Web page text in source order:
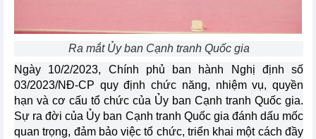
Ra mắt Ủy ban Cạnh tranh Quốc gia
Ngày 10/2/2023, Chính phủ ban hành Nghị định số
03/2023/NĐ-CP quy định chức năng, nhiệm vụ, quyền
hạn và cơ cấu tổ chức của Ủy ban Cạnh tranh Quốc gia.
Sự ra đời của Ủy ban Cạnh tranh Quốc gia đánh dấu mốc
quan trọng, đảm bảo việc tổ chức, triển khai một cách đầy